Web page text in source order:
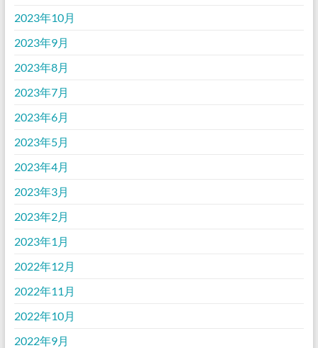
2023年10月
2023年9月
2023年8月
2023年7月
2023年6月
2023年5月
2023年4月
2023年3月
2023年2月
2023年1月
2022年12月
2022年11月
2022年10月
2022年9月